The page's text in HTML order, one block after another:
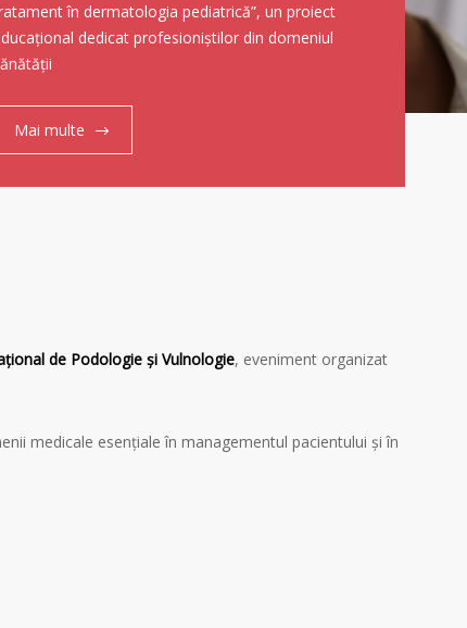
în dermatologia pediatrică”, un proiect
dedicat profesioniștilor din domeniul
Mai multe
de Podologie și Vulnologie, eveniment organizat
medicale esențiale în managementul pacientului și în